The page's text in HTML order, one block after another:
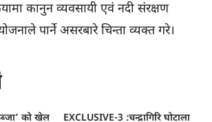
कानुन व्यवसायी एवं नदी संरक्षण
पार्ने असरबारे चिन्ता व्यक्त गरे।
को खेल
EXCLUSIVE-3 :चन्द्रागिरि घोटाला